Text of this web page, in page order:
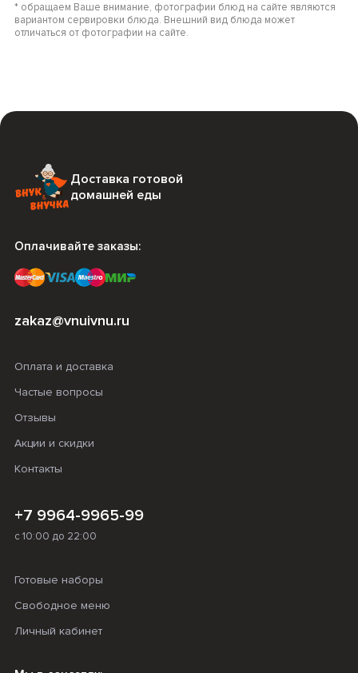
* обращаем Ваше внимание, фотографии блюд на сайте являются
вариантом сервировки блюда. Внешний вид блюда может
отличаться от фотографии на сайте.
Доставка готовой
домашней еды
Оплачивайте заказы:
zakaz@vnuivnu.ru
Оплата и доставка
Частые вопросы
Отзывы
Акции и скидки
Контакты
+7 9964-9965-99
с 10:00 до 22:00
Готовые наборы
Свободное меню
Личный кабинет